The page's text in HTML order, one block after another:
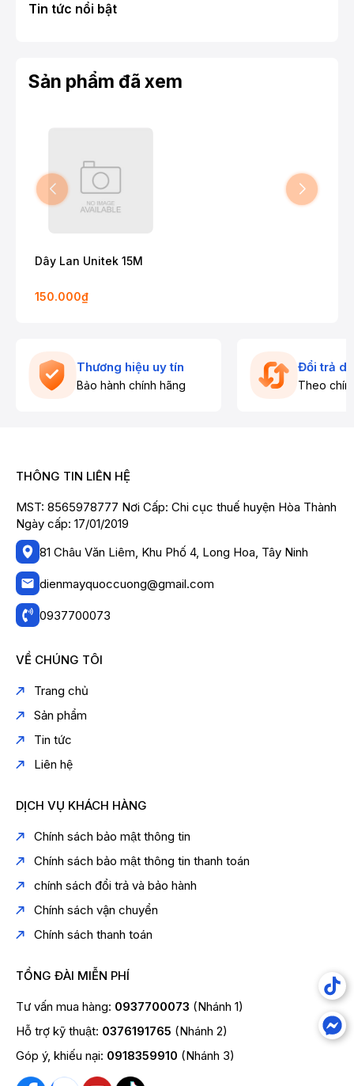
Tin tức nổi bật
Sản phẩm đã xem
Dây Lan Unitek 15M
150.000₫
Thương hiệu uy tín
Bảo hành chính hãng
Đổi trả
Theo
THÔNG TIN LIÊN HỆ
MST: 8565978777 Nơi Cấp: Chi cục thuế huyện Hòa Thành
Ngày cấp: 17/01/2019
81 Châu Văn Liêm, Khu Phố 4, Long Hoa, Tây Ninh
dienmayquoccuong@gmail.com
0937700073
VỀ CHÚNG TÔI
Trang chủ
Sản phẩm
Tin tức
Liên hệ
DỊCH VỤ KHÁCH HÀNG
Chính sách bảo mật thông tin
Chính sách bảo mật thông tin thanh toán
chính sách đổi trả và bảo hành
Chính sách vận chuyển
Chính sách thanh toán
TỔNG ĐÀI MIỄN PHÍ
Tư vấn mua hàng: 0937700073 (Nhánh 1)
Hỗ trợ kỹ thuật: 0376191765 (Nhánh 2)
Góp ý, khiếu nại: 0918359910 (Nhánh 3)